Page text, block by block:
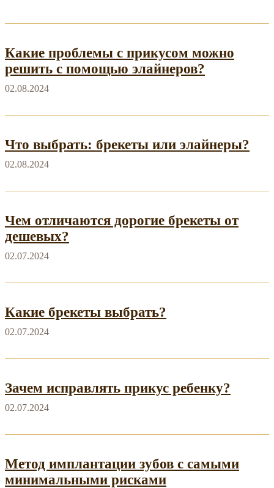
Какие проблемы с прикусом можно
решить с помощью элайнеров?
02.08.2024
Что выбрать: брекеты или элайнеры?
02.08.2024
Чем отличаются дорогие брекеты от
дешевых?
02.07.2024
Какие брекеты выбрать?
02.07.2024
Зачем исправлять прикус ребенку?
02.07.2024
Метод имплантации зубов с самыми
минимальными рисками